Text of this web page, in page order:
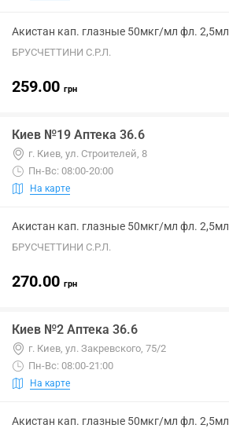
Акистан кап. глазные 50мкг/мл фл. 2,5мл
БРУСЧЕТТИНИ С.Р.Л.
259.00 грн
Киев №19 Аптека 36.6
г. Киев, ул. Строителей, 8
Пн-Вс: 08:00-20:00
На карте
Акистан кап. глазные 50мкг/мл фл. 2,5мл
БРУСЧЕТТИНИ С.Р.Л.
270.00 грн
Киев №2 Аптека 36.6
г. Киев, ул. Закревского, 75/2
Пн-Вс: 08:00-21:00
На карте
Акистан кап. глазные 50мкг/мл фл. 2,5мл